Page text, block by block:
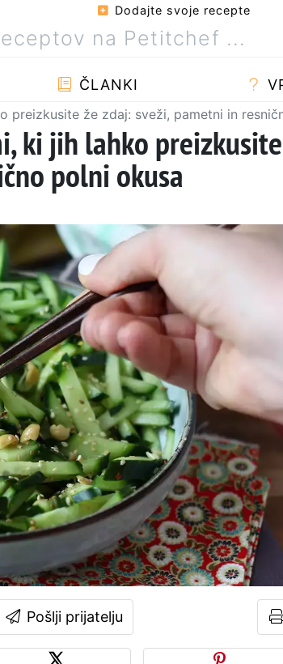
Dodajte svoje recepte
ČLANKI
preizkusite že zdaj: sveži, pametni in
ki jih lahko preizkusite
polni okusa
Pošlji prijatelju